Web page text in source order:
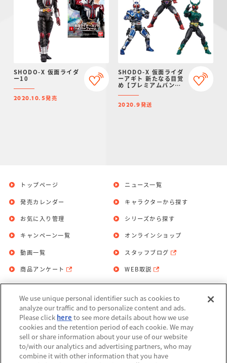
SHODO-X 仮面ライダ
ー10
2020.10.5発売
SHODO-X 仮面ライダ
ーアギト 新たなる目覚
め【プレミアムバンダ
2020.9発送
トップページ
発売カレンダー
お気に入り管理
ニュース一覧
キャラクターから探す
シリーズから探す
キャンペーン一覧
動画一覧
商品アンケート
オンラインショップ
スタッフブログ
WEB取説
お問い合わせ 個人情報保護方針
利用規約
Do Not Sell or Share My Personal
Information
We use unique personal identifier such as cookies to
analyze our traffic and to personalize content and ads.
Please click here to see more details about how we use
cookies and the retention period of each cookie. We may
sell or share information about your use of our website
to/with our analytics and advertising partners, who may
combine it with other information that you have